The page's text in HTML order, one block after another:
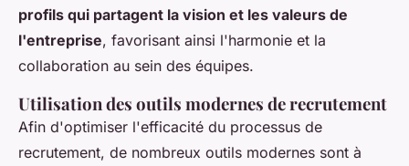
profils qui partagent la vision et les valeurs de
l'entreprise, favorisant ainsi l'harmonie et la
collaboration au sein des équipes.
Utilisation des outils modernes de recrutement
Afin d'optimiser l'efficacité du processus de
recrutement, de nombreux outils modernes sont à